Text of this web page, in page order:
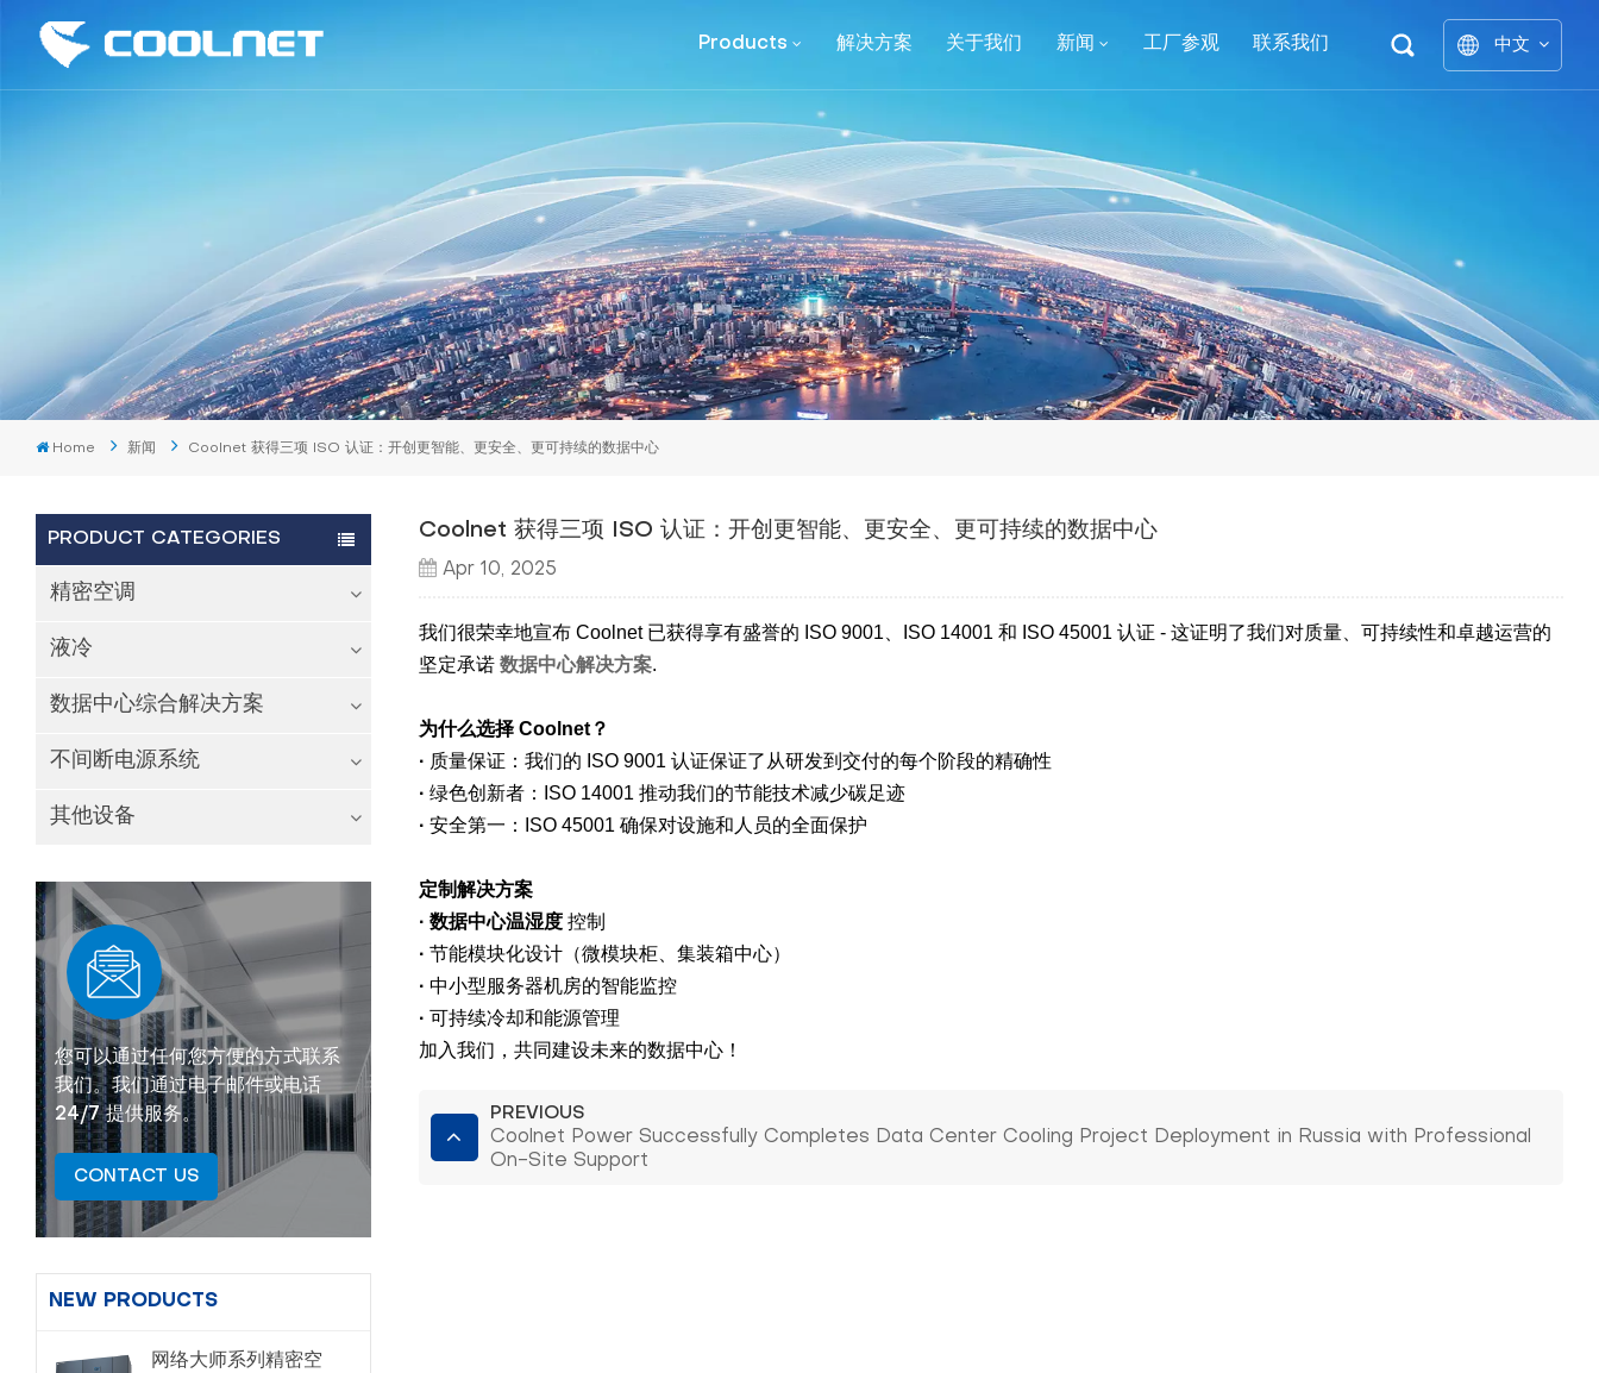
Products 解决方案 关于我们 新闻 工厂参观 联系我们 中文
العربية
español
Home 新闻 Coolnet 获得三项 ISO 认证：开创更智能、更安全、更可持续的数据中心
PRODUCT CATEGORIES
精密空调
液冷
数据中心综合解决方案
不间断电源系统
其他设备
您可以通过任何您方便的方式联系
我们。我们通过电子邮件或电话
24/7 提供服务。
CONTACT US
NEW PRODUCTS
网络大师系列精密空
Coolnet 获得三项 ISO 认证：开创更智能、更安全、更可持续的数据中心
Apr 10, 2025
我们很荣幸地宣布 Coolnet 已获得享有盛誉的 ISO 9001、ISO 14001 和 ISO 45001 认证 - 这证明了我们对质量、可持续性和卓越运营的
坚定承诺 数据中心解决方案.
为什么选择 Coolnet？
· 质量保证：我们的 ISO 9001 认证保证了从研发到交付的每个阶段的精确性
· 绿色创新者：ISO 14001 推动我们的节能技术减少碳足迹
· 安全第一：ISO 45001 确保对设施和人员的全面保护
定制解决方案
· 数据中心温湿度控制
· 节能模块化设计（微模块柜、集装箱中心）
· 中小型服务器机房的智能监控
· 可持续冷却和能源管理
加入我们，共同建设未来的数据中心！
PREVIOUS
Coolnet Power Successfully Completes Data Center Cooling Project Deployment in Russia with Professional
On-Site Support